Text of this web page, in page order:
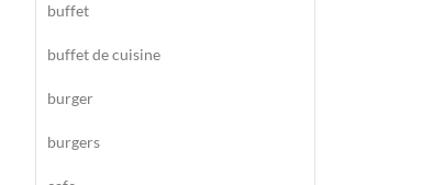
buffet
buffet de cuisine
burger
burgers